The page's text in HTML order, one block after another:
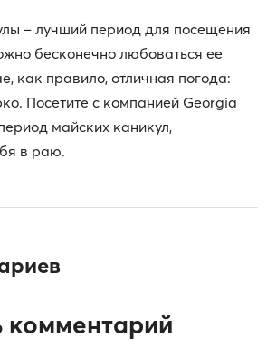
– лучший период для посещения
бесконечно любоваться ее
как правило, отличная погода:
Посетите с компанией Georgia
майских каникул,
в раю.
комментарий